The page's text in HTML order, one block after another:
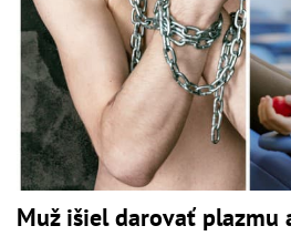
Muž išiel darovať plazmu